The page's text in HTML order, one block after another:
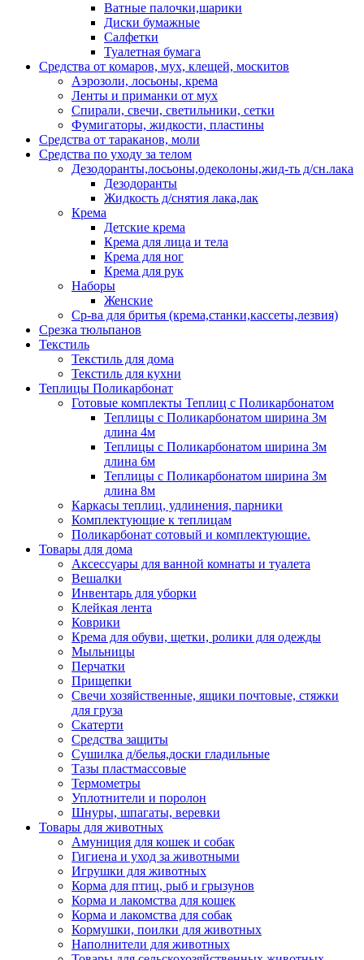
Ватные палочки,шарики
Диски бумажные
Салфетки
Туалетная бумага
Средства от комаров, мух, клещей, москитов
Аэрозоли, лосьоны, крема
Ленты и приманки от мух
Спирали, свечи, светильники, сетки
Фумигаторы, жидкости, пластины
Средства от тараканов, моли
Средства по уходу за телом
Дезодоранты,лосьоны,одеколоны,жид-ть д/сн.лака
Дезодоранты
Жидкость д/снятия лака,лак
Крема
Детские крема
Крема для лица и тела
Крема для ног
Крема для рук
Наборы
Женские
Ср-ва для бритья (крема,станки,кассеты,лезвия)
Срезка тюльпанов
Текстиль
Текстиль для дома
Текстиль для кухни
Теплицы Поликарбонат
Готовые комплекты Теплиц с Поликарбонатом
Теплицы с Поликарбонатом ширина 3м
длина 4м
Теплицы с Поликарбонатом ширина 3м
длина 6м
Теплицы с Поликарбонатом ширина 3м
длина 8м
Каркасы теплиц, удлинения, парники
Комплектующие к теплицам
Поликарбонат сотовый и комплектующие.
Товары для дома
Аксессуары для ванной комнаты и туалета
Вешалки
Инвентарь для уборки
Клейкая лента
Коврики
Крема для обуви, щетки, ролики для одежды
Мыльницы
Перчатки
Прищепки
Свечи хозяйственные, ящики почтовые, стяжки
для груза
Скатерти
Средства защиты
Сушилка д/белья,доски гладильные
Тазы пластмассовые
Термометры
Уплотнители и поролон
Шнуры, шпагаты, веревки
Товары для животных
Амуниция для кошек и собак
Гигиена и уход за животными
Игрушки для животных
Корма для птиц, рыб и грызунов
Корма и лакомства для кошек
Корма и лакомства для собак
Кормушки, поилки для животных
Наполнители для животных